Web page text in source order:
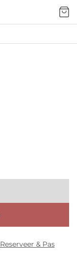
Reserveer & Pas